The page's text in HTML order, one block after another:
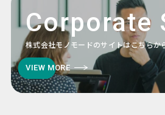
Corporate
株式会社モノモードのサイトはこちらか
VIEW MORE